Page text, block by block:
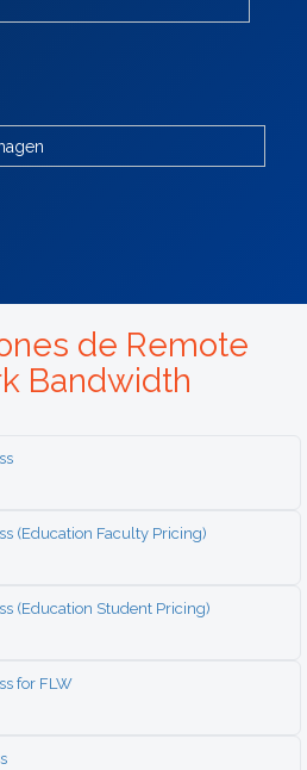
de Remote
Bandwidth
(Education Faculty Pricing)
(Education Student Pricing)
for FLW